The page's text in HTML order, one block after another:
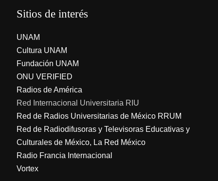
Sitios de interés
UNAM
Cultura UNAM
Fundación UNAM
ONU VERIFIED
Radios de América
Red Internacional Universitaria RIU
Red de Radios Universitarias de México RRUM
Red de Radiodifusoras y Televisoras Educativas y
Culturales de México, La Red México
Radio Francia Internacional
Vortex